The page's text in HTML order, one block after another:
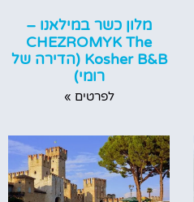
מלון כשר במילאנו –
CHEZROMYK The
Kosher B&B (הדירה של
רומי)
לפרטים »